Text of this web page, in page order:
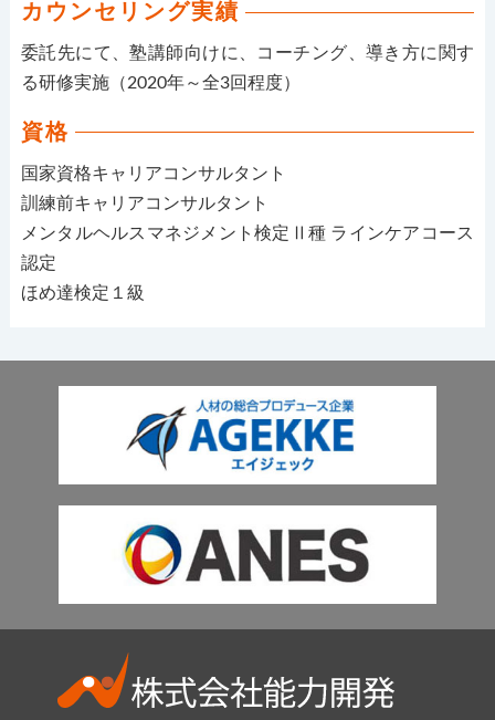
カウンセリング実績
委託先にて、塾講師向けに、コーチング、導き方に関す
る研修実施（2020年～全3回程度）
資格
国家資格キャリアコンサルタント
訓練前キャリアコンサルタント
メンタルヘルスマネジメント検定Ⅱ種 ラインケアコース
認定
ほめ達検定１級